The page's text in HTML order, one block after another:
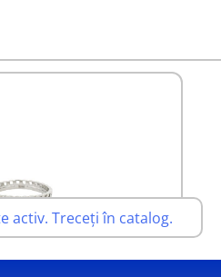
activ. Treceți în catalog.